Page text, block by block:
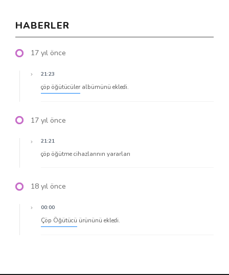
HABERLER
17 yıl önce
21:23
çöp öğütücüler albümünü ekledi.
17 yıl önce
21:21
çöp öğütme cihazlarının yararları
18 yıl önce
00:00
Çöp Öğütücü ürününü ekledi.